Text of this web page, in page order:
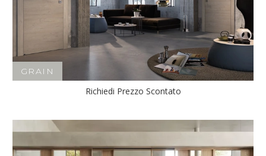
GRAIN
Richiedi Prezzo Scontato